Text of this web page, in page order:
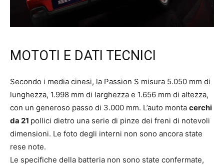
MOTOTI E DATI TECNICI
Secondo i media cinesi, la Passion S misura 5.050 mm di
lunghezza, 1.998 mm di larghezza e 1.656 mm di altezza,
con un generoso passo di 3.000 mm. L’auto monta cerchi
da 21 pollici dietro una serie di pinze dei freni di notevoli
dimensioni. Le foto degli interni non sono ancora state
rese note.
Le specifiche della batteria non sono state confermate,